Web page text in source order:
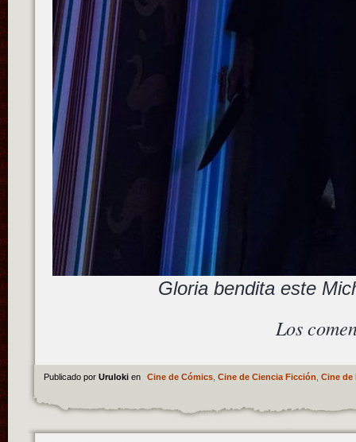
Gloria bendita este
Los
Publicado por Uruloki en Cine de Cómics, Cine de Ciencia Ficción Cine de